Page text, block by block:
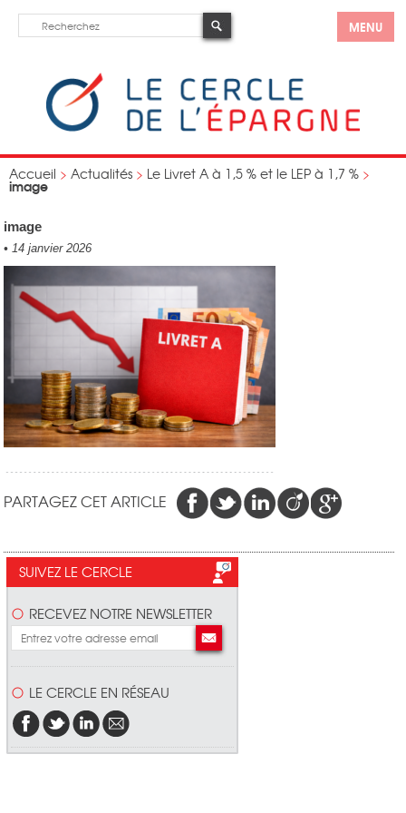
MENU
Accueil > Actualités > Le Livret A à 1,5 % et le LEP à 1,7 % >
image
image
• 14 janvier 2026
PARTAGEZ CET ARTICLE
SUIVEZ LE CERCLE
RECEVEZ NOTRE NEWSLETTER
LE CERCLE EN RÉSEAU